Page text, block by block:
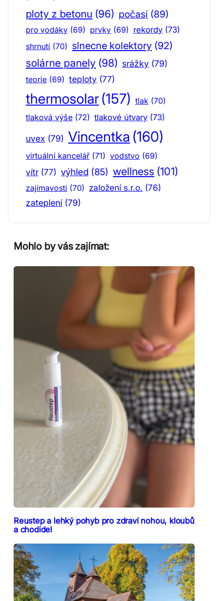
ploty z betonu (96) počasí (89)
pro vodáky (69) prvky (69) rekordy (73)
shrnutí (70) slnecne kolektory (92)
solárne panely (98) srážky (79)
teorie (69) teploty (77)
thermosolar (157) tlak (70)
tlaková výše (72) tlakové útvary (73)
uvex (79) Vincentka (160)
virtuální kancelář (71) vodstvo (69)
vítr (77) výhled (85) wellness (101)
zajímavosti (70) založení s.r.o. (76)
zateplení (79)
Mohlo by vás zajímat:
Reustep a lehký pohyb pro zdraví nohou, kloubů
a chodidel